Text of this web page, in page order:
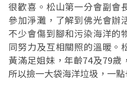
很歡喜。松山第一分會副會
參加淨灘，了解到佛光會辦
不少會傷到腳和污染海洋的
同努力及互相關照的溫暖。
黃滿足姐妹，年齡74及79歲
所以撿一大袋海洋垃圾，一點